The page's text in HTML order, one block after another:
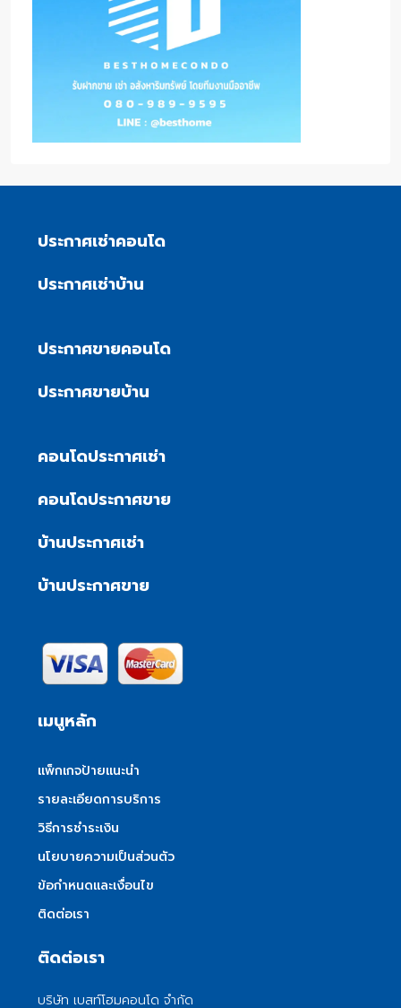
ประกาศเช่าคอนโด
ประกาศเช่าบ้าน
ประกาศขายคอนโด
ประกาศขายบ้าน
คอนโดประกาศเช่า
คอนโดประกาศขาย
บ้านประกาศเช่า
บ้านประกาศขาย
เมนูหลัก
แพ็กเกจป้ายแนะนำ
รายละเอียดการบริการ
วิธีการชำระเงิน
นโยบายความเป็นส่วนตัว
ข้อกำหนดและเงื่อนไข
ติดต่อเรา
ติดต่อเรา
บริษัท เบสท์โฮมคอนโด จำกัด